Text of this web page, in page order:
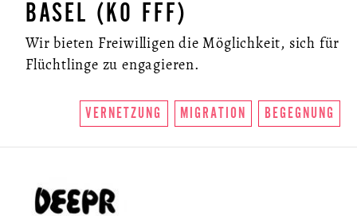
BASEL (KO FFF)
Wir bieten Freiwilligen die Möglichkeit, sich für
Flüchtlinge zu engagieren.
VERNETZUNG MIGRATION BEGEGNUNG